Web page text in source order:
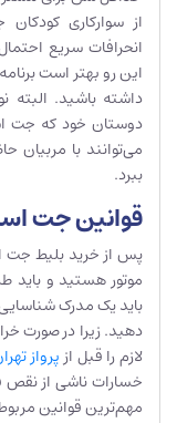
از سوارکاری
انحرافات سریع
این رو بهتر است
داشته باشید. البته
دوستان خود که جت
می‌توانند با
ببرد.
قوانین جت
پس از خرید بلیط جت
موتور هستید و
باید یک مدرک
دهید. زیرا در صورت
لازم را قبل ازپرواز
خسارات ناشی از
مهم‌ترین قوانین